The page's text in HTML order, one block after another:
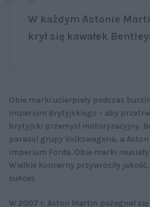
W każdym Astonie
krył się kawałek
Obie marki ucierpiały podczas
Imperium Brytyjskiego – aby
brytyjski przemysł motoryzacyjny.
parasol grupy Volkswagena, a
imperium Forda. Obie marki
Wielkie koncerny przywróciły
sukces.
W 2007 r. Aston Martin pożegnał